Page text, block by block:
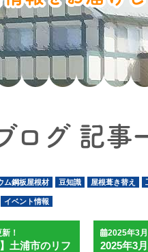
ログ 記事
ム鋼板屋根材 豆知識 屋根葺き替え
イベント情報
！
土浦市のリフ
2025年3
2025年3